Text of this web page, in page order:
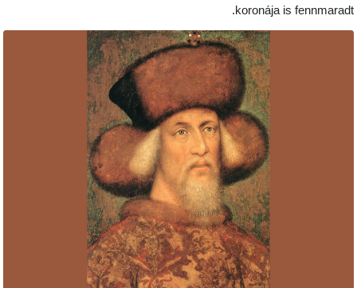
koronája is